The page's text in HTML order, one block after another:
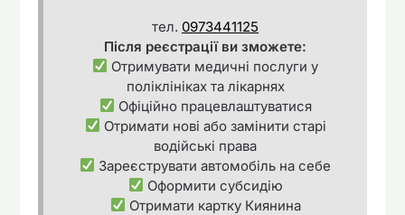
тел. 0973441125
Після реєстрації ви зможете:
Отримувати медичні послуги у
поліклініках та лікарнях
Офіційно працевлаштуватися
Отримати нові або замінити старі
водійські права
Зареєструвати автомобіль на себе
Оформити субсидію
Отримати картку Киянина